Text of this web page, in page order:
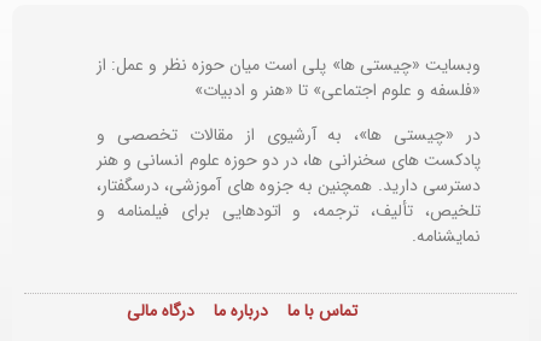
وبسایت «چیستی ها» پلی است میان حوزه نظر و عمل: از
«فلسفه و علوم اجتماعی» تا «هنر و ادبیات»
در «چیستی ها»، به آرشیوی از مقالات تخصصی و
پادکست های سخنرانی ها، در دو حوزه علوم انسانی و هنر
دسترسی دارید. همچنین به جزوه های آموزشی، درسگفتار،
تلخیص، تألیف، ترجمه، و اتودهایی برایفیلمنامه و
نمایشنامه.
تماس با ما درباره ما درگاه مالی